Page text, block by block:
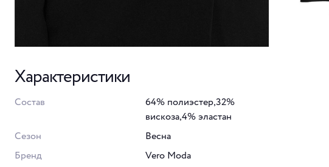
Характеристики
Состав
64% полиэстер,32%
вискоза,4% эластан
Сезон
Весна
Бренд
Vero Moda